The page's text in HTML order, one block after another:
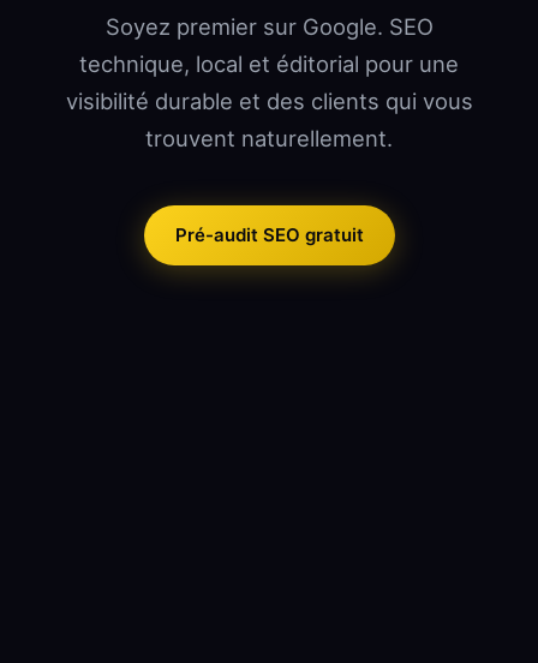
Soyez premier sur Google. SEO
technique, local et éditorial pour une
visibilité durable et des clients qui vous
trouvent naturellement.
Pré-audit SEO gratuit